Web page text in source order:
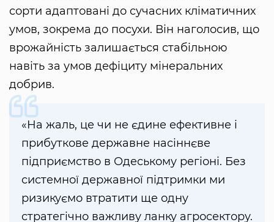
сорти адаптовані до сучасних кліматичних
умов, зокрема до посухи. Він наголосив, що
врожайність залишається стабільною
навіть за умов дефіциту мінеральних
добрив.
«На жаль, це чи не єдине ефективне і
прибуткове державне насіннєве
підприємство в Одеському регіоні. Без
системної державної підтримки ми
ризикуємо втратити ще одну
стратегічно важливу ланку агросектору.